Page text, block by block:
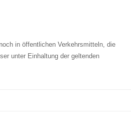
in öffentlichen Verkehrsmitteln, die
unter Einhaltung der geltenden